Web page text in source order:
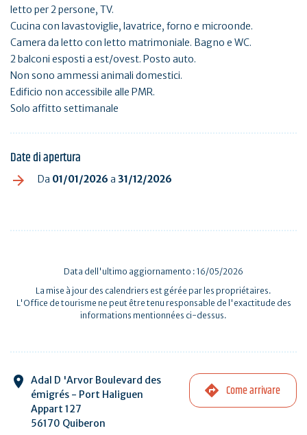
letto per 2 persone, TV.
Cucina con lavastoviglie, lavatrice, forno e microonde.
Camera da letto con letto matrimoniale. Bagno e WC.
2 balconi esposti a est/ovest. Posto auto.
Non sono ammessi animali domestici.
Edificio non accessibile alle PMR.
Solo affitto settimanale
Date di apertura
Da 01/01/2026 a 31/12/2026
Data dell'ultimo aggiornamento : 16/05/2026
La mise à jour des calendriers est gérée par les propriétaires.
L'Office de tourisme ne peut être tenu responsable de l'exactitude des
informations mentionnées ci-dessus.
Adal D 'Arvor Boulevard des
émigrés - Port Haliguen
Appart 127
56170 Quiberon
Come arrivare